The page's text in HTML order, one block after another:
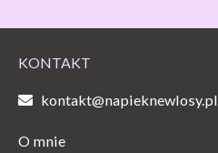
KONTAKT
kontakt@napieknewlosy.pl
O mnie